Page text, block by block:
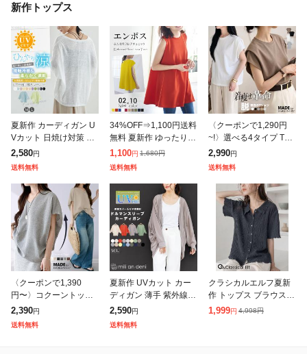
新作トップス
夏新作 カーディガン U
Vカット 日焼け対策 冷
房対策 空調服 レディー
ス 熱中症対策 紫外線対
策 日焼け防止 エアコン
対策 接
2,580円
送料無料
34%OFF⇒1,100円送料
無料 夏新作 ゆったり
体型カバー チュニック
ノースリーブ トップス
フレア ロング丈 カット
ソ
1,100円 1,680円
送料無料
〈クーポンで1,290円
~!〉選べる4タイプ Tシ
ャツ カットソー 半袖
レディース 着痩せ 華奢
見え フレンチスリーブ
パフス
2,990円
送料無料
〈クーポンで1,390
円〜〉コクーントップ
ス カットソー Tシャツ
長袖 半袖 トップス レ
ディース Vネック ラウ
2,390円
送料無料
夏新作 UVカット カー
ディガン 薄手 紫外線対
策 日焼け コーディガン
レディース 春夏 uvカッ
ト トップス ドルマン
2,590円
送料無料
クラシカルエルフ夏新
作 トップス ブラウス
レディース メロウシャ
1,999円 4,998円